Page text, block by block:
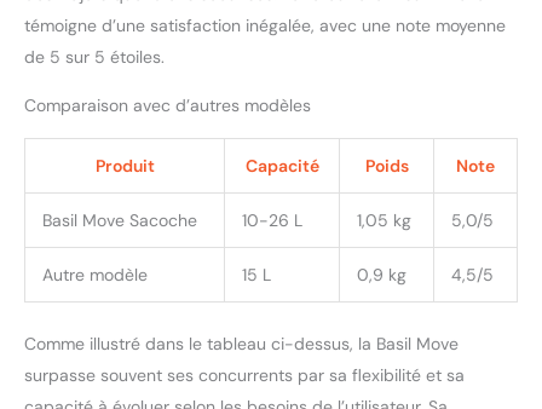
témoigne d’une satisfaction inégalée, avec une note moyenne
de 5 sur 5 étoiles.
Comparaison avec d’autres modèles
Produit Capacité Poids Note
Basil Move Sacoche 10-26 L 1,05 kg 5,0/5
Autre modèle 15 L 0,9 kg 4,5/5
Comme illustré dans le tableau ci-dessus, la Basil Move
surpasse souvent ses concurrents par sa flexibilité et sa